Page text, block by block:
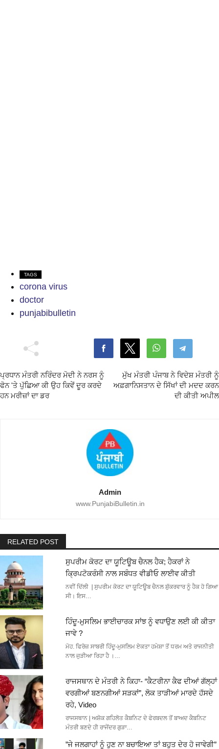
TAGS
corona virus
doctor
punjabibulletin
ਪ੍ਰਧਾਨ ਮੰਤਰੀ ਨਰਿੰਦਰ ਮੋਦੀ ਨੇ ਨਰਸ ਨੂੰ
ਫੋਨ 'ਤੇ ਪੁੱਛਿਆ ਕੀ ਉਹ ਕਿਵੇਂ ਦੂਰ ਕਰਦੇ
ਹਨ ਮਰੀਜ਼ਾਂ ਦਾ ਡਰ
ਮੁੱਖ ਮੰਤਰੀ ਪੰਜਾਬ ਨੇ ਵਿਦੇਸ਼ ਮੰਤਰੀ ਨੂੰ
ਅਫ਼ਗਾਨਿਸਤਾਨ ਦੇ ਸਿੱਖਾਂ ਦੀ ਮਦਦ ਕਰਨ
ਦੀ ਕੀਤੀ ਅਪੀਲ
Admin
www.PunjabiBulletin.in
RELATED POST
ਸੁਪਰੀਮ ਕੋਰਟ ਦਾ ਯੂਟਿਊਬ ਚੈਨਲ ਹੈਕ; ਹੈਕਰਾਂ ਨੇ
ਕ੍ਰਿਪਟੋਕਰੰਸੀ ਨਾਲ ਸਬੰਧਤ ਵੀਡੀਓ ਲਾਈਵ ਕੀਤੀ
ਨਵੀਂ ਦਿੱਲੀ | ਸੁਪਰੀਮ ਕੋਰਟ ਦਾ ਯੂਟਿਊਬ ਚੈਨਲ ਸ਼ੁੱਕਰਵਾਰ ਨੂੰ ਹੈਕ ਹੋ ਗਿਆ
ਸੀ। ਇਸ…
ਹਿੰਦੂ-ਮੁਸਲਿਮ ਭਾਈਚਾਰਕ ਸਾਂਝ ਨੂੰ ਵਧਾਉਣ ਲਈ ਕੀ ਕੀਤਾ
ਜਾਵੇ ?
ਮੋਹ. ਫਿਰੋਜ਼ ਸਾਬਰੀ ਹਿੰਦੂ-ਮੁਸਲਿਮ ਏਕਤਾ ਹਮੇਸ਼ਾ ਤੋਂ ਧਰਮ ਅਤੇ ਰਾਜਨੀਤੀ
ਨਾਲ ਜੁੜੀਆ ਰਿਹਾ ਹੈ ।…
ਰਾਜਸਥਾਨ ਦੇ ਮੰਤਰੀ ਨੇ ਕਿਹਾ- “ਕੈਟਰੀਨਾ ਕੈਫ ਦੀਆਂ ਗੱਲ੍ਹਾਂ
ਵਰਗੀਆਂ ਬਣਨਗੀਆਂ ਸੜਕਾਂ”, ਲੋਕ ਤਾੜੀਆਂ ਮਾਰਦੇ ਹੱਸਦੇ
ਰਹੇ, Video
ਰਾਜਸਥਾਨ | ਅਸ਼ੋਕ ਗਹਿਲੋਤ ਕੈਬਨਿਟ ਦੇ ਫੇਰਬਦਲ ਤੋਂ ਬਾਅਦ ਕੈਬਨਿਟ
ਮੰਤਰੀ ਬਣਦੇ ਹੀ ਰਾਜੇਂਦਰ ਗੁੜਾ…
”ਜੇ ਜਲਗਾਹਾਂ ਨੂੰ ਹੁਣ ਨਾ ਬਚਾਇਆ ਤਾਂ ਬਹੁਤ ਦੇਰ ਹੋ ਜਾਵੇਗੀ”